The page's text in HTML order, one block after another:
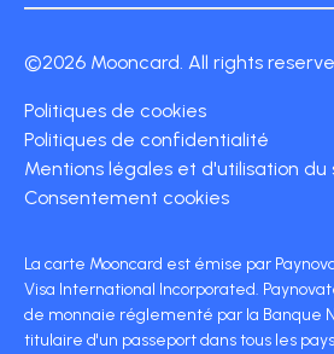
©2026 Mooncard. All rights
Politiques de cookies
Politiques de confidentialité
Mentions légales et d'utilisation du
Consentement cookies
La carte Mooncard est émise par
Visa International Incorporated.
de monnaie réglementé par la Banque
titulaire d'un passeport dans tous les